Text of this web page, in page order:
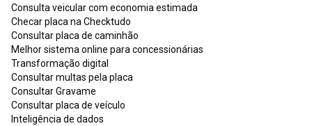
Consulta veicular com economia estimada
Checar placa na Checktudo
Consultar placa de caminhão
Melhor sistema online para concessionárias
Transformação digital
Consultar multas pela placa
Consultar Gravame
Consultar placa de veículo
Inteligência de dados